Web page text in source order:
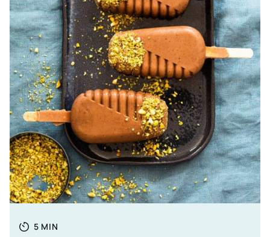
Totale
5 MINUTEN
MIN